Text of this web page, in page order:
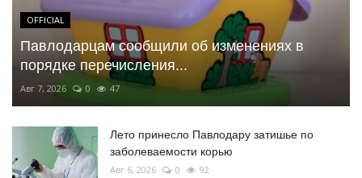
OFFICIAL
Павлодарцам сообщили об изменениях в
порядке перечисления...
Авг 7, 2026 0 47
Лето принесло Павлодару затишье по
заболеваемости корью
Авг 6, 2026 0 92